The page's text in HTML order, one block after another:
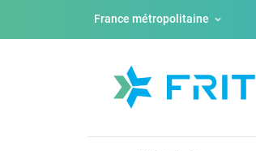
France métropolitaine